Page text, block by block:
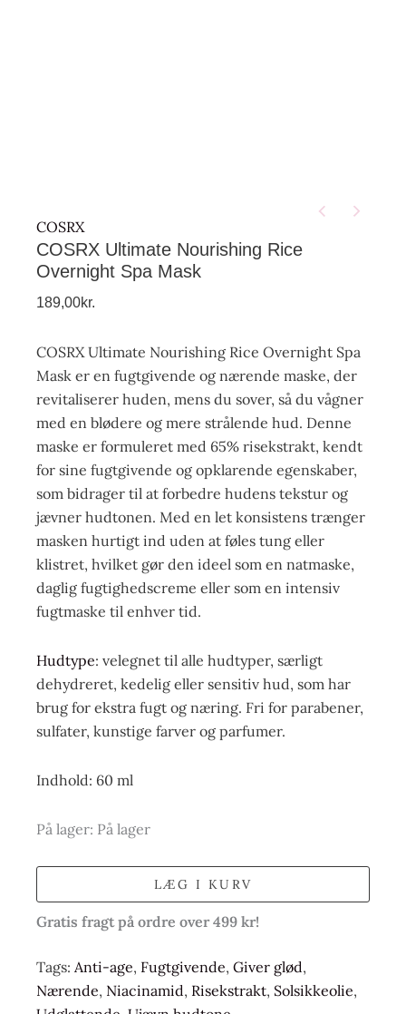
COSRX
COSRX Ultimate Nourishing Rice
Overnight Spa Mask
189,00kr.
COSRX Ultimate Nourishing Rice Overnight Spa
Mask er en fugtgivende og nærende maske, der
revitaliserer huden, mens du sover, så du vågner
med en blødere og mere strålende hud. Denne
maske er formuleret med 65% risekstrakt, kendt
for sine fugtgivende og opklarende egenskaber,
som bidrager til at forbedre hudens tekstur og
jævner hudtonen. Med en let konsistens trænger
masken hurtigt ind uden at føles tung eller
klistret, hvilket gør den ideel som en natmaske,
daglig fugtighedscreme eller som en intensiv
fugtmaske til enhver tid.
Hudtype: velegnet til alle hudtyper, særligt
dehydreret, kedelig eller sensitiv hud, som har
brug for ekstra fugt og næring. Fri for parabener,
sulfater, kunstige farver og parfumer.
Indhold: 60 ml
På lager: På lager
LÆG I KURV
Gratis fragt på ordre over 499 kr!
Tags: Anti-age, Fugtgivende, Giver glød,
Nærende, Niacinamid, Risekstrakt, Solsikkeolie,